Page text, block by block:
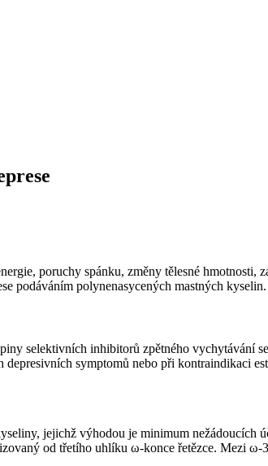
poruchy spánku, změny tělesné hmotnosti,
podáváním polynenasycených mastných kyselin.
selektivních inhibitorů zpětného vychytávání
symptomů nebo při kontraindikaci
jejichž výhodou je minimum nežádoucích
od třetího uhlíku ω-konce řetězce. Mezi ω-